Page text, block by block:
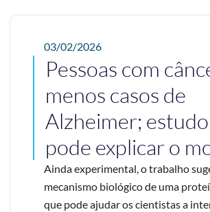
03/02/2026
Pessoas com
menos casos de
Alzheimer;
pode explicar o
Ainda experimental, o trabalho
mecanismo biológico de uma
que pode ajudar os cientistas a